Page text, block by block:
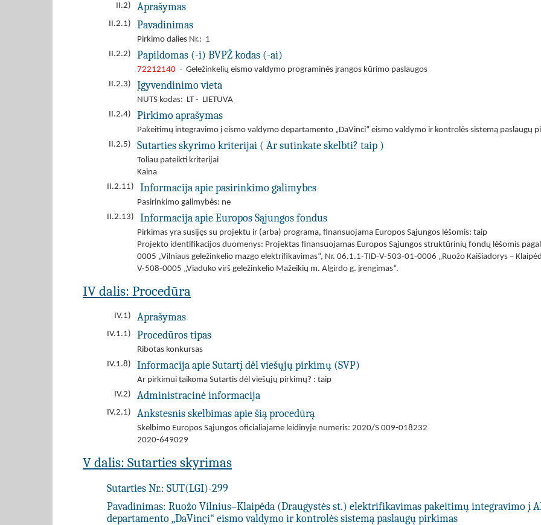
II.2)
Aprašymas
II.2.1) Pavadinimas
Pirkimo dalies Nr.: 1
II.2.2)
Papildomas (-i) BVPŽ kodas (-ai)
72212140 - Geležinkelių eismo valdymo programinės įrangos kūrimo paslaugos
II.2.3)
Įgyvendinimo vieta
NUTS kodas: LT - LIETUVA
II.2.4)
Pirkimo aprašymas
Pakeitimų integravimo į eismo valdymo departamento „DaVinci“ eismo valdymo ir kontrolės sistemą paslaugų
II.2.5)
Sutarties skyrimo kriterijai ( Ar sutinkate skelbti? taip )
Toliau pateikti kriterijai
Kaina
II.2.11)
Informacija apie pasirinkimo galimybes
Pasirinkimo galimybės: ne
II.2.13)
Informacija apie Europos Sąjungos fondus
Pirkimas yra susijęs su projektu ir (arba) programa, finansuojama Europos Sąjungos lėšomis: taip
Projekto identifikacijos duomenys: Projektas finansuojamas Europos Sąjungos struktūrinių fondų lėšomis
0005 „Vilniaus geležinkelio mazgo elektrifikavimas“, Nr. 06.1.1-TID-V-503-01-0006 „Ruožo Kaišiadorys –
V-508-0005 „Viaduko virš geležinkelio Mažeikių m. Algirdo g. įrengimas“.
IV dalis: Procedūra
IV.1) Aprašymas
IV.1.1) Procedūros tipas
Ribotas konkursas
IV.1.8)
Informacija apie Sutartį dėl viešųjų pirkimų (SVP)
Ar pirkimui taikoma Sutartis dėl viešųjų pirkimų? : taip
IV.2)
Administracinė informacija
IV.2.1) Ankstesnis skelbimas apie šią procedūrą
Skelbimo Europos Sąjungos oficialiajame leidinyje numeris: 2020/S 009-018232
2020-649029
V dalis: Sutarties skyrimas
Sutarties Nr.: SUT(LGI)-299
Pavadinimas: Ruožo Vilnius–Klaipėda (Draugystės st.) elektrifikavimas pakeitimų integravimo į
departamento „DaVinci“ eismo valdymo ir kontrolės sistemą paslaugų pirkimas